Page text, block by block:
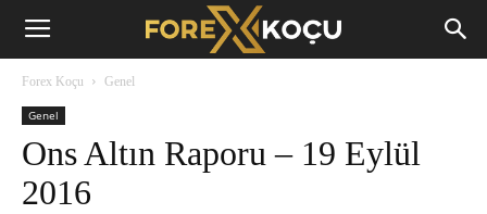
Forex
Forex Koçu Genel
Genel
Ons Altın Raporu – 19 Eylül
2016